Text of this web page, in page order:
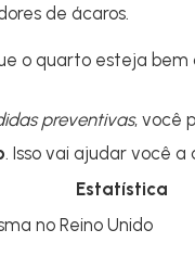
de ácaros.
o quarto esteja
preventivas, você
. Isso vai ajudar você a
Estatística
no Reino Unido